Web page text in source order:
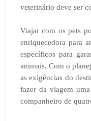
veterinário deve ser
Viajar com os pets
enriquecedora para
específicos para
animais. Com o
as exigências do
fazer da viagem
companheiro de